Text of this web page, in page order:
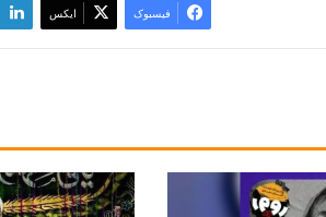
فیسبوک ایکس